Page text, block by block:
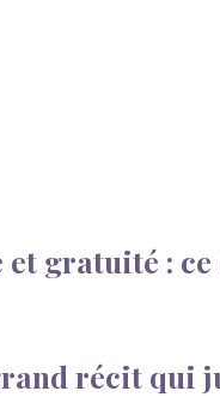
gratuité : ce
récit qui